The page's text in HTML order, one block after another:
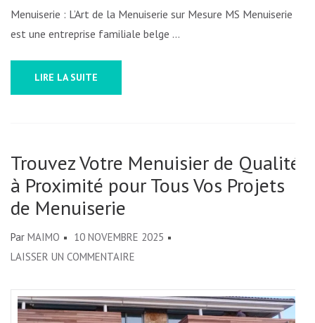
Menuiserie : L’Art de la Menuiserie sur Mesure MS Menuiserie
est une entreprise familiale belge …
LIRE LA SUITE
Trouvez Votre Menuisier de Qualité
à Proximité pour Tous Vos Projets
de Menuiserie
Par MAIMO
10 NOVEMBRE 2025
LAISSER UN COMMENTAIRE
VOTRE
MENUISIER